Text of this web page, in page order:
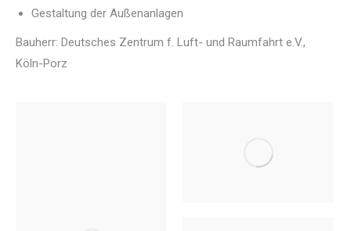
Gestaltung der Außenanlagen
Bauherr: Deutsches Zentrum f. Luft- und Raumfahrt e.V.,
Köln-Porz